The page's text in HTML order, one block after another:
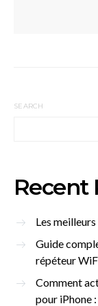
SEARCH
Recent
Les
Guide
répéteur
Comment
pour iPhone